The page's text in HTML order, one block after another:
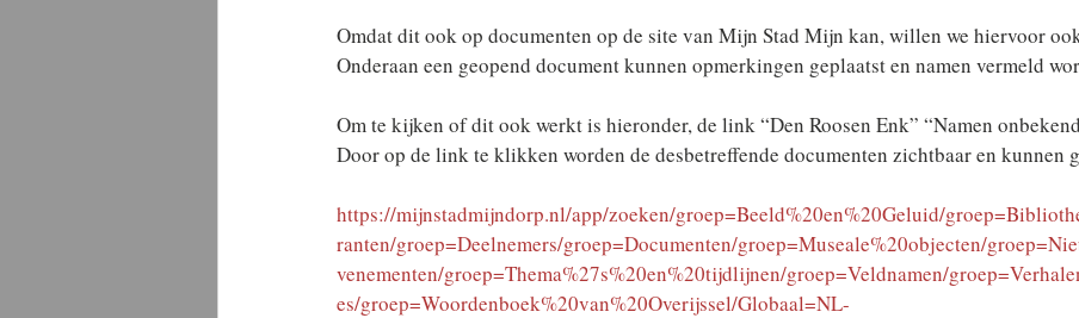
Omdat dit ook op documenten op de site van Mijn Stad Mijn kan, willen we hiervoor
Onderaan een geopend document kunnen opmerkingen geplaatst en namen vermeld
Om te kijken of dit ook werkt is hieronder, de link “Den Roosen Enk” “Namen
Door op de link te klikken worden de desbetreffende documenten zichtbaar en kunnen
https://mijnstadmijndorp.nl/app/zoeken/groep=Beeld%20en%20Geluid/
ranten/groep=Deelnemers/groep=Documenten/groep=Museale%20objecten/
venementen/groep=Thema%27s%20en%20tijdlijnen/groep=Veldnamen/
es/groep=Woordenboek%20van%20Overijssel/Globaal=NL-